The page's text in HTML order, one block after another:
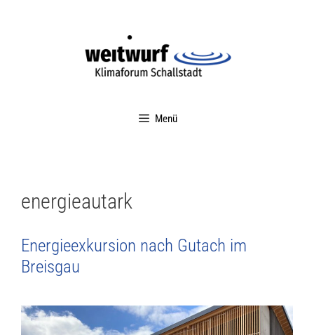
Menü
energieautark
Energieexkursion nach Gutach im
Breisgau